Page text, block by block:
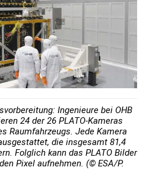
Ingenieure bei OHB
24 der 26 PLATO-Kameras
Raumfahrzeugs. Jede Kamera
die insgesamt 81,4
Folglich kann das PLATO Bilder
Pixel aufnehmen. (© ESA/P.